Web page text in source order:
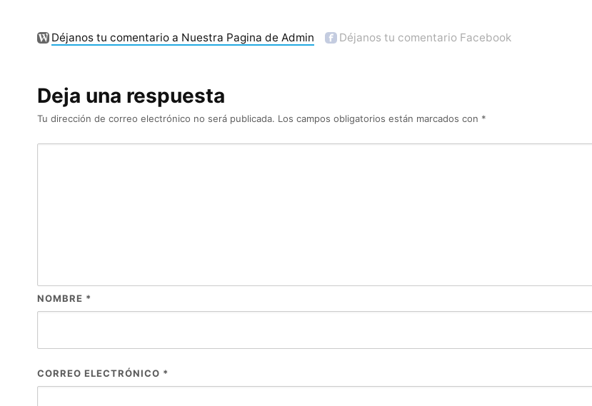
Déjanos tu comentario a Nuestra Pagina de Admin Déjanos tu comentario Facebook
Deja una respuesta
Tu dirección de correo electrónico no será publicada. Los campos obligatorios están marcados con *
NOMBRE *
CORREO ELECTRÓNICO *